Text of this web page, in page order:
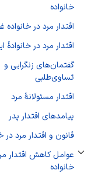
خانواده
اقتدار مرد در خانواده
اقتدار مرد در خانوادۀ
گفتمان‏‌های زن‏گرایی و
تساوی‏‌طلبی
اقتدار مسئولانۀ مرد
پیامدهای اقتدار پدر
قانون و اقتدار مرد در
عوامل کاهش اقتدار
خانواده
تغییر وضعیت زیربخش‌های عوامل